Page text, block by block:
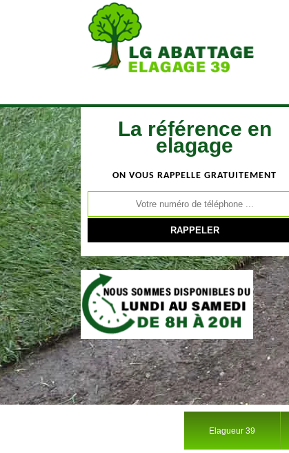
La référence en
elagage
ON VOUS RAPPELLE GRATUITEMENT
Elagueur 39